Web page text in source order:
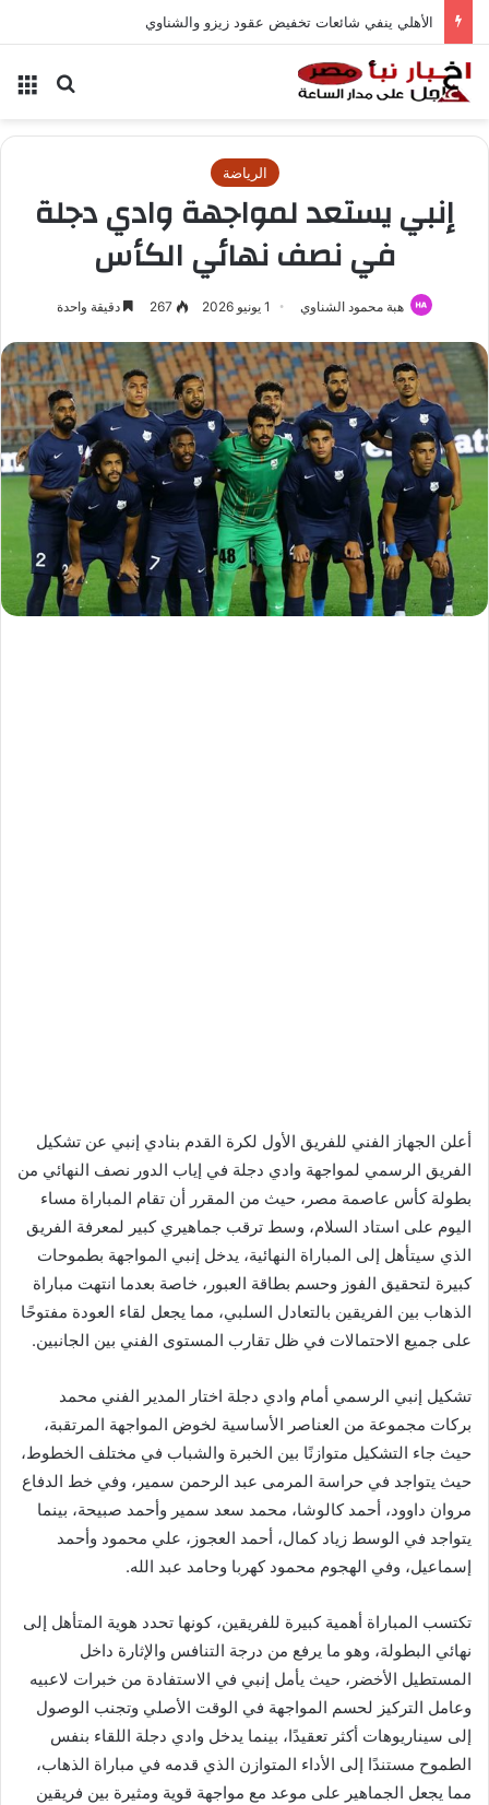
الأهلي ينفي شائعات تخفيض عقود زيزو والشناوي
بحث
الرياضة
إنبي يستعد لمواجهة وادي دجلة
في نصف نهائي الكأس
هبة محمود الشناوي 1 يونيو 2026 267 دقيقة واحدة
أعلن الجهاز الفني للفريق الأول لكرة القدم بنادي إنبي عن تشكيل
الفريق الرسمي لمواجهة وادي دجلة في إياب الدور نصف النهائي من
بطولة كأس عاصمة مصر، حيث من المقرر أن تقام المباراة مساء
اليوم على استاد السلام، وسط ترقب جماهيري كبير لمعرفة الفريق
الذي سيتأهل إلى المباراة النهائية، يدخل إنبي المواجهة بطموحات
كبيرة لتحقيق الفوز وحسم بطاقة العبور، خاصة بعدما انتهت مباراة
الذهاب بين الفريقين بالتعادل السلبي، مما يجعل لقاء العودة مفتوحًا
على جميع الاحتمالات في ظل تقارب المستوى الفني بين الجانبين.
تشكيل إنبي الرسمي أمام وادي دجلة اختار المدير الفني محمد
بركات مجموعة من العناصر الأساسية لخوض المواجهة المرتقبة،
حيث جاء التشكيل متوازنًا بين الخبرة والشباب في مختلف الخطوط،
حيث يتواجد في حراسة المرمى عبد الرحمن سمير، وفي خط الدفاع
مروان داوود، أحمد كالوشا، محمد سعد سمير وأحمد صبيحة، بينما
يتواجد في الوسط زياد كمال، أحمد العجوز، علي محمود وأحمد
إسماعيل، وفي الهجوم محمود كهربا وحامد عبد الله.
تكتسب المباراة أهمية كبيرة للفريقين، كونها تحدد هوية المتأهل إلى
نهائي البطولة، وهو ما يرفع من درجة التنافس والإثارة داخل
المستطيل الأخضر، حيث يأمل إنبي في الاستفادة من خبرات لاعبيه
وعامل التركيز لحسم المواجهة في الوقت الأصلي وتجنب الوصول
إلى سيناريوهات أكثر تعقيدًا، بينما يدخل وادي دجلة اللقاء بنفس
الطموح مستندًا إلى الأداء المتوازن الذي قدمه في مباراة الذهاب،
مما يجعل الجماهير على موعد مع مواجهة قوية ومثيرة بين فريقين